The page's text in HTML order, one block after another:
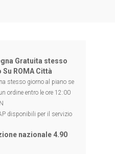
Gratuita stesso
ROMA Città
stesso giorno al piano se
ordine entro le ore 12:00
disponibili per il servizio
nazionale 4.90